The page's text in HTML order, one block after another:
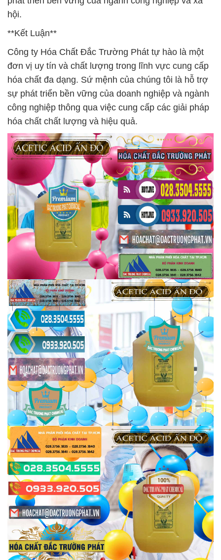
hội.
**Kết Luận**
Công ty Hóa Chất Đắc Trường Phát tự hào là một
đơn vị uy tín và chất lượng trong lĩnh vực cung cấp
hóa chất đa dạng. Sứ mệnh của chúng tôi là hỗ trợ
sự phát triển bền vững của doanh nghiệp và ngành
công nghiệp thông qua việc cung cấp các giải pháp
hóa chất chất lượng và hiệu quả.